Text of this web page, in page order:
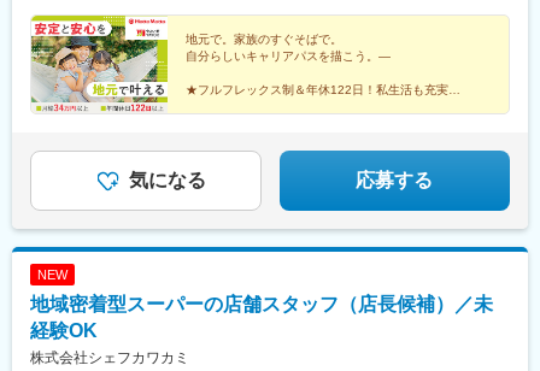
と元町駅、大小路駅、東天下茶屋駅、福島駅(大阪府・阪神線)、帝
塚山駅、西宮北口駅、夙川駅、大阪梅田駅(阪急線)、烏丸駅、大阪
梅田駅(阪神線)
市愛知県全域静岡県浜松市富山県富山市/高岡市石川県金沢市/野々
市市/白山市/小松市福井県福井市三重県鈴鹿市【関西】大阪府全域
京都府京都市兵庫県姫路市奈良県奈良市/生駒市※受動喫煙対策：
敷地内全面禁煙
袋駅、木場駅(東京都)、中野駅(東京都)、西武新宿駅、本駒込駅、
豊洲駅、駒沢大学駅、表参道駅、茅場町駅、大森駅(東京都)、小岩
駅、金町駅(東京都)、田原町駅(東京都)、稲荷町駅(東京都)、大山
駅(東京都)、大崎広小路駅、新宿駅(東京メトロ)、新富町駅(東京
都)、西葛西駅、代々木駅、三ノ輪橋駅、西新宿駅、練馬駅、伊勢
武蔵小杉駅、日ノ出町駅、関内駅、川崎駅、動物公園駅、大森台
駅、千葉中央駅、東岩槻駅、吹上駅(埼玉県)、久喜駅、所沢駅、川
駅、京橋駅(大阪府)、新大阪駅、北浜駅(大阪府)、天下茶屋駅、中
津駅(地下鉄)、大阪天満宮駅、天神橋筋六丁目駅、天王寺駅、鶴橋
駅、蒲生四丁目駅、京口駅、野里駅、飾磨駅、五条駅(京都市営)、
大阪在住、世帯主
地元で。家族のすぐそばで。
自分らしいキャリアパスを描こう。―
★フルフレックス制＆年休122日！私生活も充実◎
気になる 応募する
NEW
地域密着型スーパーの店舗スタッフ（店長候補）／未
経験OK
株式会社シェフカワカミ